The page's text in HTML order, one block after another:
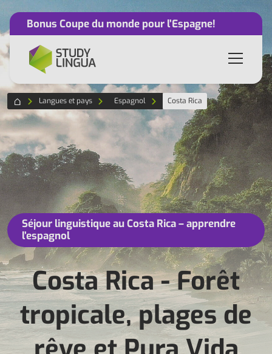
Bonus Coupe du monde pour l’Espagne!
Langues et pays Espagnol Costa Rica
Séjour linguistique au Costa Rica – apprendre
l’espagnol
Costa Rica - Forêt
tropicale, plages de